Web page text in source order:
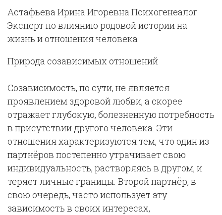
Астафьева Ирина Игоревна Психогенеалог
Эксперт по влиянию родовой истории на
жизнь и отношения человека
Природа созависимых отношений
Созависимость, по сути, не является
проявлением здоровой любви, а скорее
отражает глубокую, болезненную потребность
в присутствии другого человека. Эти
отношения характеризуются тем, что один из
партнёров постепенно утрачивает свою
индивидуальность, растворяясь в другом, и
теряет личные границы. Второй партнёр, в
свою очередь, часто использует эту
зависимость в своих интересах,